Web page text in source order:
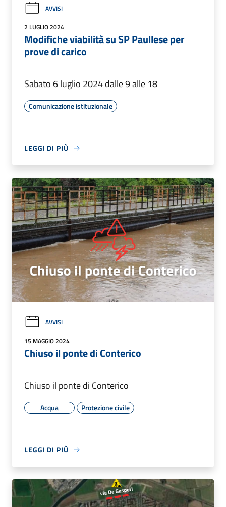
AVVISI
2 LUGLIO 2024
Modifiche viabilità su SP Paullese per
prove di carico
Sabato 6 luglio 2024 dalle 9 alle 18
Comunicazione istituzionale
LEGGI DI PIÙ
AVVISI
15 MAGGIO 2024
Chiuso il ponte di Conterico
Chiuso il ponte di Conterico
Acqua Protezione civile
LEGGI DI PIÙ